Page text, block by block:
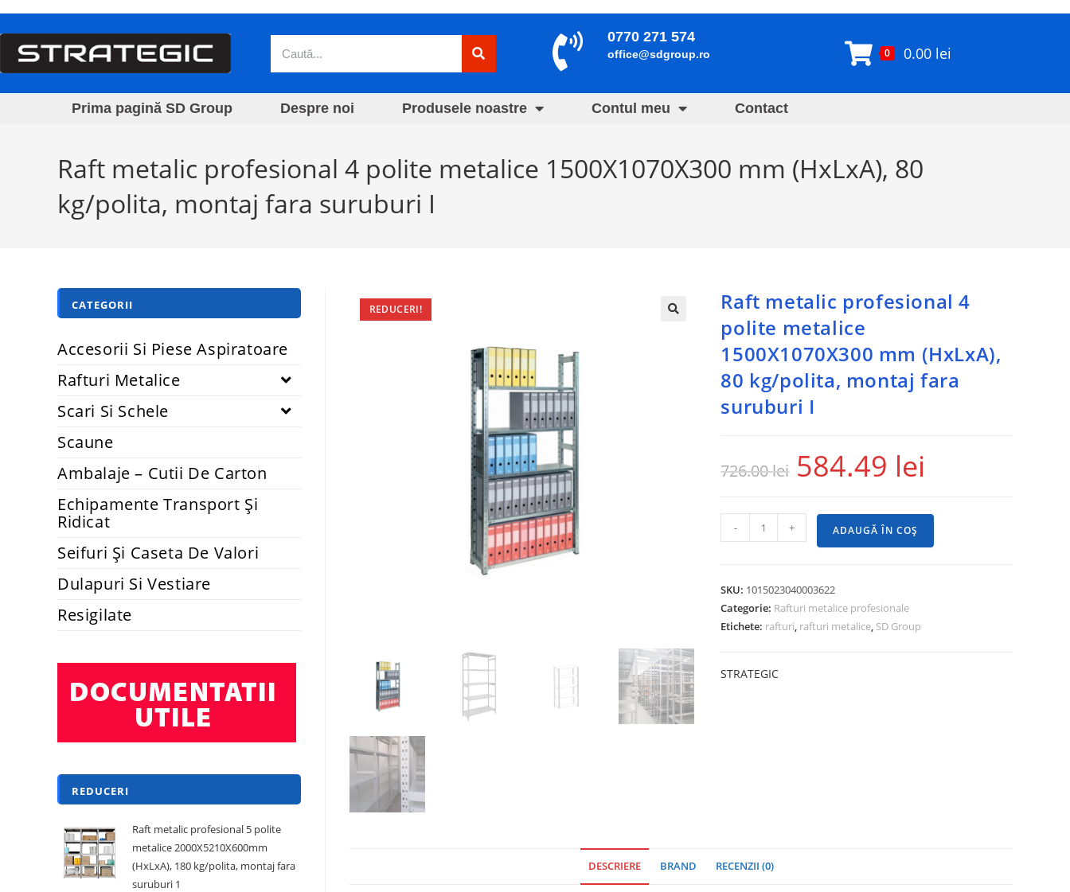
0770 271 574
office@sdgroup.ro 0 0.00 lei
Prima pagină SD Group Despre noi Produsele noastre Contul meu Contact
Raft metalic profesional 4 polite metalice 1500X1070X300 mm (HxLxA), 80
kg/polita, montaj fara suruburi I
REDUCERI!
Raft metalic profesional 4
polite metalice
1500X1070X300 mm (HxLxA),
80 kg/polita, montaj fara
suruburi I
726.00lei 584.49 lei
- + ADAUGĂ ÎN COȘ
SKU: 1015023040003622
Categorie: Rafturi metalice profesionale
Etichete: rafturi, rafturi metalice, SD Group
STRATEGIC
DESCRIERE BRAND RECENZII (0)
CATEGORII
Accesorii Si Piese Aspiratoare
Rafturi Metalice
Scari Si Schele
Scaune
Ambalaje – Cutii De Carton
Echipamente Transport Și
Ridicat
Seifuri Și Caseta De Valori
Dulapuri Si Vestiare
Resigilate
REDUCERI
Raft metalic profesional 5 polite
metalice 2000X5210X600mm
(HxLxA), 180 kg/polita, montaj fara
suruburi 1